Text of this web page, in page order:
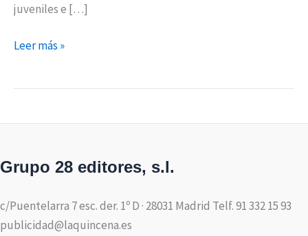
juveniles e […]
Leer más »
Grupo 28 editores, s.l.
c/Puentelarra 7 esc. der. 1º D · 28031 Madrid Telf. 91 332 15 93
publicidad@laquincena.es